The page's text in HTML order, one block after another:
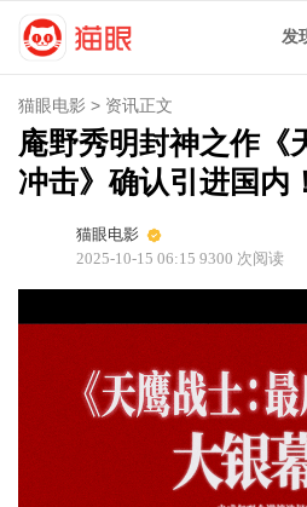
发
猫眼电影 > 资讯正文
庵野秀明封神之作《
冲击》确认引进国内！
猫眼电影
2025-10-15 06:15 9300 次阅读